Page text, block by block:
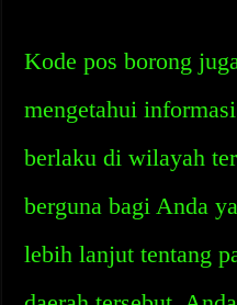
Kode pos borong
mengetahui
berlaku di wilayah
berguna bagi Anda
lebih lanjut tentang